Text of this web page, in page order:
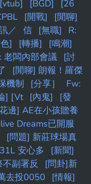
[vtub] [BGD]
[26
[開戰]
[閒聊]
／ 信 [無職]
R:
] [轉播]
[鳴潮]
老闆內部會議
[討
[閒聊] 朗報！羅傑
機制 [分享］
Fw:
] [Vt [內鬼]
[發
邊] AE在小孩贍養
Dreams已開服
[問題] 新莊球場真
安心多
[新聞]
副署反
[問卦]新
去投0050
[情報]